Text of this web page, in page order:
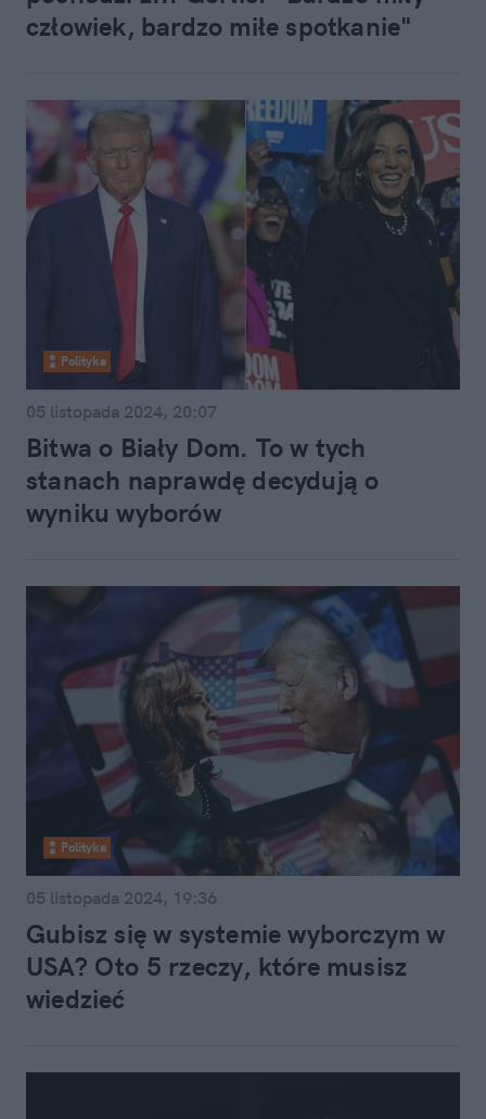
człowiek, bardzo miłe spotkanie"
Polityka
05 listopada 2024, 20:07
Bitwa o Biały Dom. To w tych
stanach naprawdę decydują o
wyniku wyborów
Polityka
05 listopada 2024, 19:36
Gubisz się w systemie wyborczym w
USA? Oto 5 rzeczy, które musisz
wiedzieć